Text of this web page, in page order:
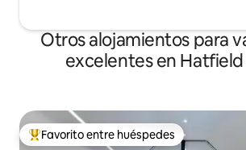
Otros alojamientos para
excelentes en
Favorito entre huéspedes preferido
Favorito entre huéspedes